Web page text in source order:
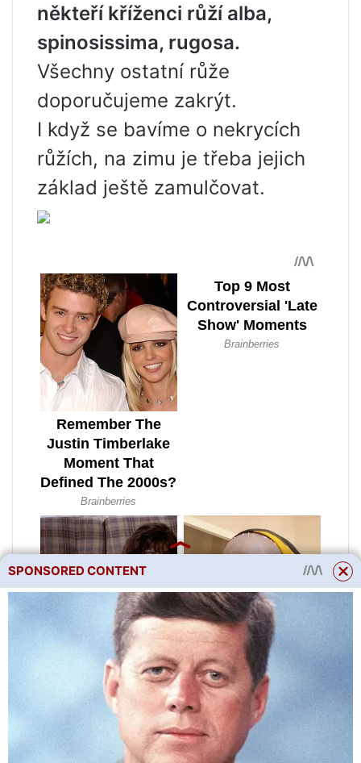
někteří kříženci růží alba,
spinosissima, rugosa.
Všechny ostatní růže
doporučujeme zakrýt.
I když se bavíme o nekrycích
růžích, na zimu je třeba jejich
základ ještě zamulčovat.
SPONSORED CONTENT